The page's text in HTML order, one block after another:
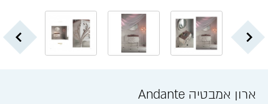
ארון אמבטיה Andante